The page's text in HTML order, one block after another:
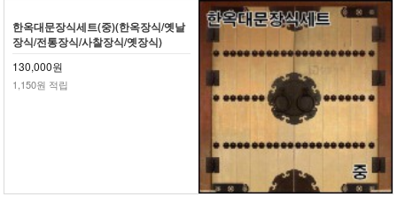
한옥대문장식세트(중)(한옥장식/옛날
장식/전통장식/사찰장식/옛장식)
130,000원
1,150원 적립